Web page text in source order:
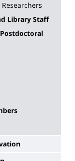
Library Staff